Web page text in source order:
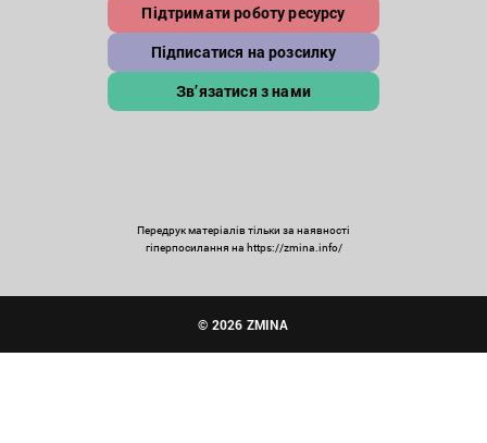
Підтримати роботу ресурсу
Підписатися на розсилку
Зв’язатися з нами
Передрук матеріалів тільки за наявності
гіперпосилання на https://zmina.info/
© 2026 ZMINA